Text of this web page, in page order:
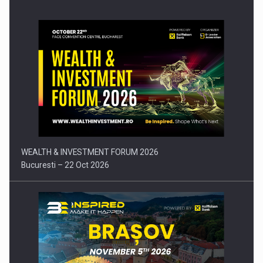
Comunicat de presa: Joburile part-time reincep sa intre pe…
WEALTH & INVESTMENT FORUM 2026
Bucuresti – 22 Oct 2026